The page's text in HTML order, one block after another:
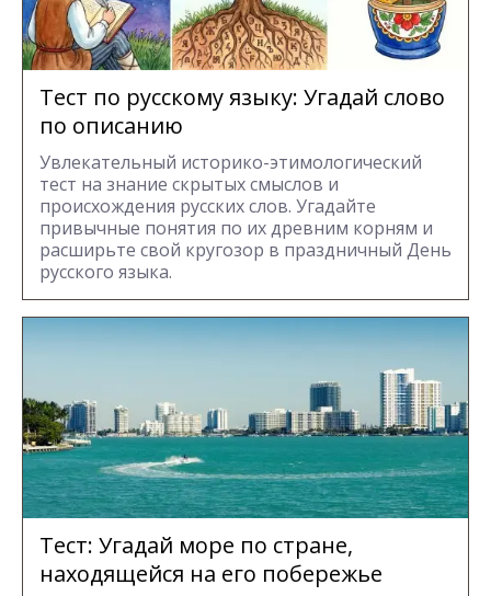
Тест по русскому языку: Угадай слово
по описанию
Увлекательный историко-этимологический
тест на знание скрытых смыслов и
происхождения русских слов. Угадайте
привычные понятия по их древним корням и
расширьте свой кругозор в праздничный День
русского языка.
Тест: Угадай море по стране,
находящейся на его побережье